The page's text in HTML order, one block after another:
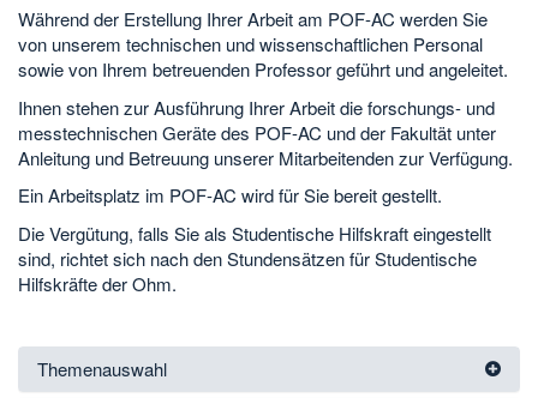
Während der Erstellung Ihrer Arbeit am POF-AC werden Sie
von unserem technischen und wissenschaftlichen Personal
sowie von Ihrem betreuenden Professor geführt und angeleitet.
Ihnen stehen zur Ausführung Ihrer Arbeit die forschungs- und
messtechnischen Geräte des POF-AC und der Fakultät unter
Anleitung und Betreuung unserer Mitarbeitenden zur Verfügung.
Ein Arbeitsplatz im POF-AC wird für Sie bereit gestellt.
Die Vergütung, falls Sie als Studentische Hilfskraft eingestellt
sind, richtet sich nach den Stundensätzen für Studentische
Hilfskräfte der Ohm.
Themenauswahl